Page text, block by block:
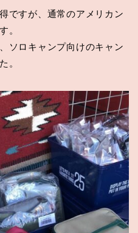
ですが、通常のアメリカン
。
ソロキャンプ向けのキャン
。